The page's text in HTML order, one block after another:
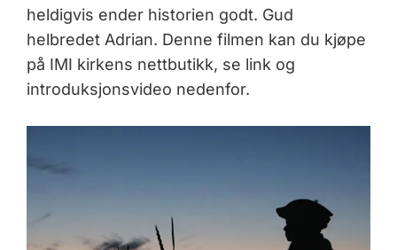
heldigvis ender historien godt. Gud
helbredet Adrian. Denne filmen kan du kjøpe
på IMI kirkens nettbutikk, se link og
introduksjonsvideo nedenfor.